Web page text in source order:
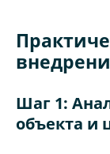
Шаг 1:
объекта и